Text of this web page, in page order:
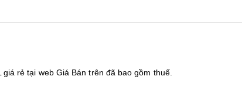
rẻ tại web Giá Bán trên đã bao gồm thuế.